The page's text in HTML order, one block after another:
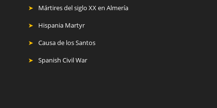
Mártires del siglo XX en Almería
Hispania Martyr
Causa de los Santos
Spanish Civil War